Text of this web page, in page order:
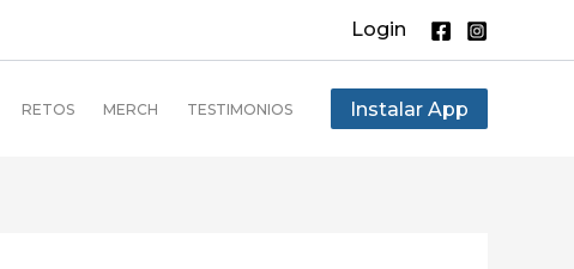
Login
RETOS MERCH TESTIMONIOS Instalar App